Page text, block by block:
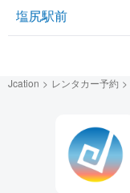
塩尻駅前
Jcation レンタカー予約